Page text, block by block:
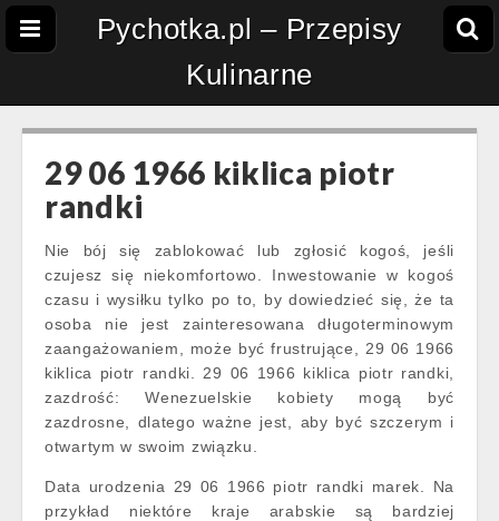
Pychotka.pl – Przepisy
Kulinarne
29 06 1966 kiklica piotr
randki
Nie bój się zablokować lub zgłosić kogoś, jeśli
czujesz się niekomfortowo. Inwestowanie w kogoś
czasu i wysiłku tylko po to, by dowiedzieć się, że ta
osoba nie jest zainteresowana długoterminowym
zaangażowaniem, może być frustrujące, 29 06 1966
kiklica piotr randki. 29 06 1966 kiklica piotr randki,
zazdrość: Wenezuelskie kobiety mogą być
zazdrosne, dlatego ważne jest, aby być szczerym i
otwartym w swoim związku.
Data urodzenia 29 06 1966 piotr randki marek. Na
przykład niektóre kraje arabskie są bardziej